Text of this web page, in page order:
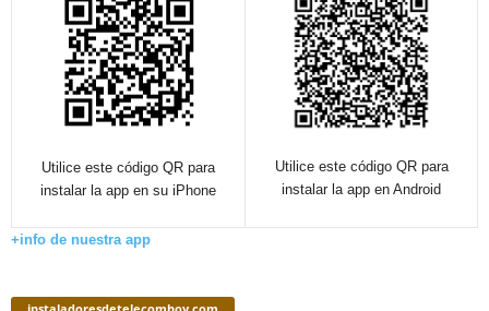
Utilice este código QR para
instalar la app en su iPhone
Utilice este código QR para
instalar la app en Android
+info de nuestra app